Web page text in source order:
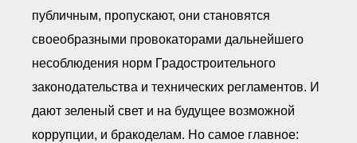
публичным, пропускают, они становятся
своеобразными провокаторами дальнейшего
несоблюдения норм Градостроительного
законодательства и технических регламентов. И
дают зеленый свет и на будущее возможной
коррупции, и бракоделам. Но самое главное: